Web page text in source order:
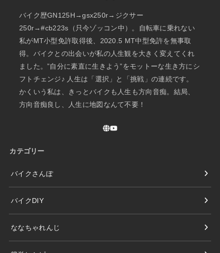
バイク歴GN125H→gsx250r→ジクサー
250r→#cb223s（只今ゾッコン中）。自転車に乗れない
私がMT小型免許取得後、2020.5 MT中型免許を無事取
得。バイクとの出会いが私の人生観を大きく変えてくれ
ました。”自分に素直に生きよう”をモットーな生き方にシ
フトチェンジ♪ 人生は「選択」と「挑戦」の連続です。
かくいう私は、きっとバイクも人生も方向音痴。結局、
方向音痴良し、人生に地図なんて不要！
カテゴリー
バイクさんぽ
バイクDIY
ななちゃれんじ